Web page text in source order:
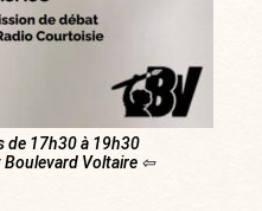
de 17h30 à 19h30
Boulevard Voltaire ⇦